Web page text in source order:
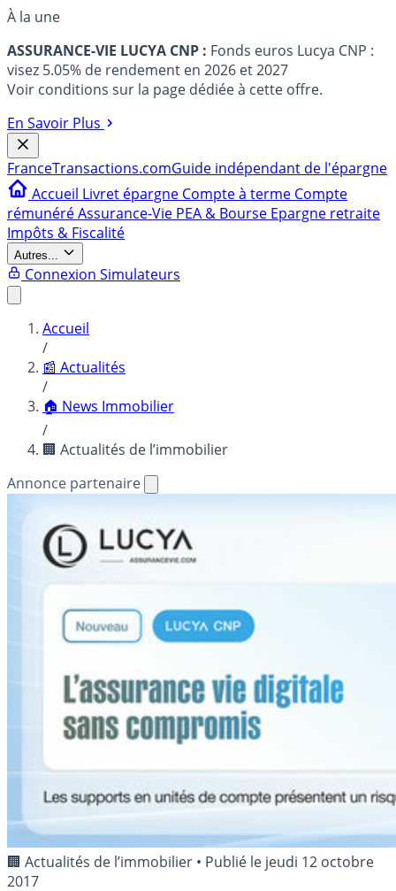
À la une
ASSURANCE-VIE LUCYA CNP : Fonds euros Lucya CNP :
visez 5.05% de rendement en 2026 et 2027
Voir conditions sur la page dédiée à cette offre.
En Savoir Plus
FranceTransactions.comGuide indépendant de l'épargne
Accueil Livret épargne Compte à terme Compte
rémunéréAssurance-Vie PEA & Bourse Epargne retraite
Impôts & Fiscalité
Autres...
Connexion Simulateurs
Accueil
/
📰 Actualités
/
🏠 News Immobilier
/
🏢 Actualités de l’immobilier
Annonce partenaire
🏢 Actualités de l’immobilier • Publié le jeudi 12 octobre
2017